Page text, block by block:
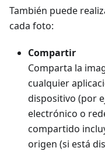
También puede
cada foto:
Compartir
Comparta la
cualquier
dispositivo (por
electrónico o
compartido
origen (si está